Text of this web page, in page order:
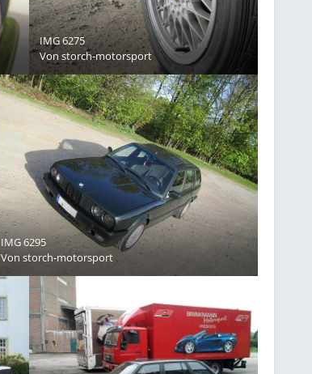
IMG 6275
Vonstorch-motorsport
IMG 6295
Vonstorch-motorsport